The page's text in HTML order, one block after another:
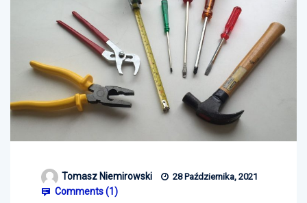
Tomasz Niemirowski 28 Października, 2021
Comments (1 )